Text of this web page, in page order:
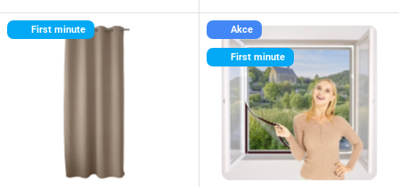
First minute Akce
First minute